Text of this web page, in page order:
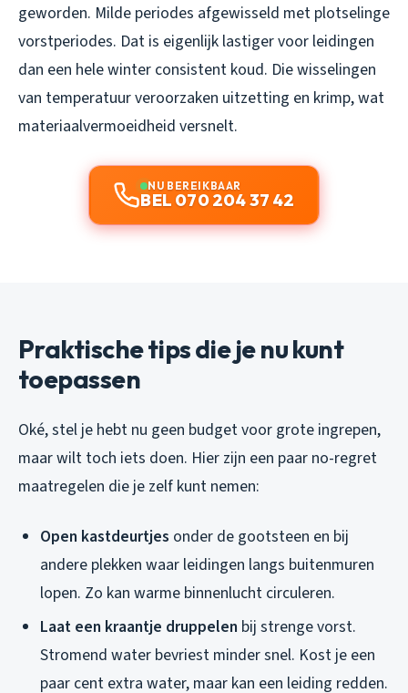
geworden. Milde periodes afgewisseld met plotselinge
vorstperiodes. Dat is eigenlijk lastiger voor leidingen
dan een hele winter consistent koud. Die wisselingen
van temperatuur veroorzaken uitzetting en krimp, wat
materiaalvermoeidheid versnelt.
NU BEREIKBAAR
BEL 070 204 37 42
Praktische tips die je nu kunt
toepassen
Oké, stel je hebt nu geen budget voor grote ingrepen,
maar wilt toch iets doen. Hier zijn een paar no-regret
maatregelen die je zelf kunt nemen:
Open kastdeurtjes onder de gootsteen en bij
andere plekken waar leidingen langs buitenmuren
lopen. Zo kan warme binnenlucht circuleren.
Laat een kraantje druppelen bij strenge vorst.
Stromend water bevriest minder snel. Kost je een
paar cent extra water, maar kan een leiding redden.